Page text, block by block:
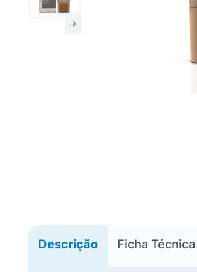
Descrição Ficha Técnica